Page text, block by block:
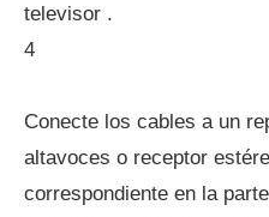
televisor .
4
Conecte los cables a un
altavoces o receptor
correspondiente en la